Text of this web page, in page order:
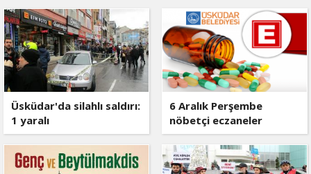
bist color-
Üsküdar'da silahlı saldırı:
1 yaralı
6 Aralık Perşembe
nöbetçi eczaneler